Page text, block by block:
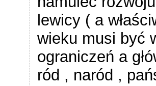
lewicy ( a
wieku musi być
ograniczeń a
ród , naród ,